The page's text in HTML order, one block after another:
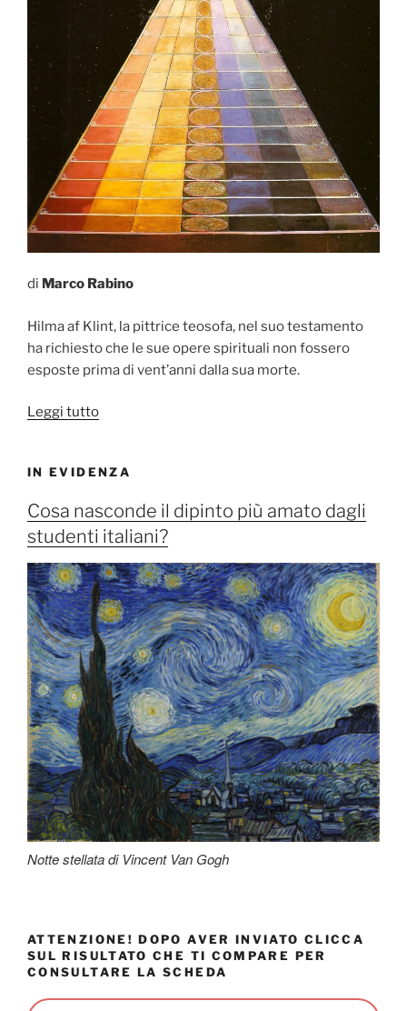
di Marco Rabino
Hilma af Klint, la pittrice teosofa, nel suo testamento
ha richiesto che le sue opere spirituali non fossero
esposte prima di vent’anni dalla sua morte.
Leggi tutto“Hilma
la
teosofa”
IN EVIDENZA
Cosa nasconde il dipinto più amato dagli
studenti italiani?
Notte stellata di Vincent Van Gogh
ATTENZIONE! DOPO AVER INVIATO CLICCA
SUL RISULTATO CHE TI COMPARE PER
CONSULTARE LA SCHEDA